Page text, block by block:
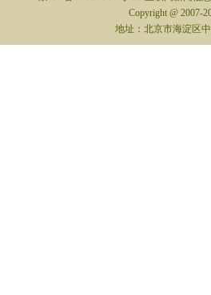
Copyright @ 2007-
地址：北京市海淀区